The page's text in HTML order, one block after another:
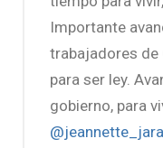
Importante
trabajadores de
para ser ley.
gobierno, para
@jeannette_jara